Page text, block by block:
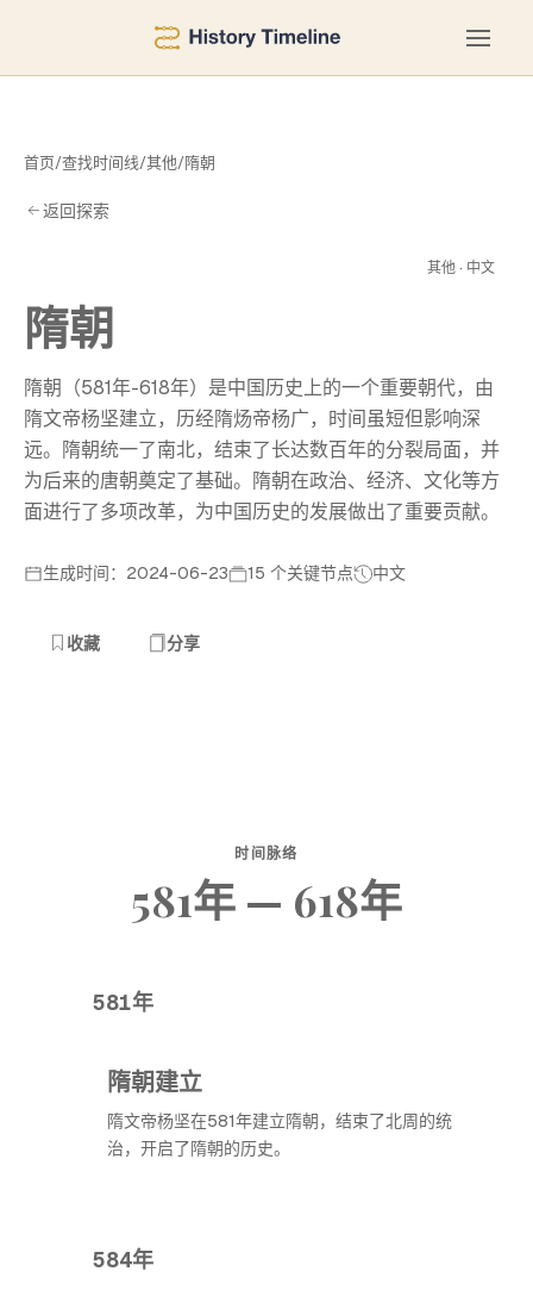
首页/查找时间线/其他/隋朝
返回探索
其他 · 中文
隋朝
隋朝（581年-618年）是中国历史上的一个重要朝代，由
隋文帝杨坚建立，历经隋炀帝杨广，时间虽短但影响深
远。隋朝统一了南北，结束了长达数百年的分裂局面，并
为后来的唐朝奠定了基础。隋朝在政治、经济、文化等方
面进行了多项改革，为中国历史的发展做出了重要贡献。
生成时间：2024-06-23 15 个关键节点 中文
收藏 分享
时间脉络
581年 — 618年
581年
隋朝建立
隋文帝杨坚在581年建立隋朝，结束了北周的统
治，开启了隋朝的历史。
584年